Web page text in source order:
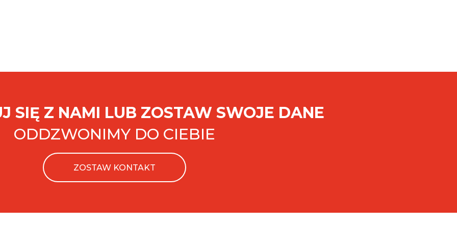
SIĘ Z NAMI LUB ZOSTAW SWOJE DANE
ODDZWONIMY DO CIEBIE
ZOSTAW KONTAKT